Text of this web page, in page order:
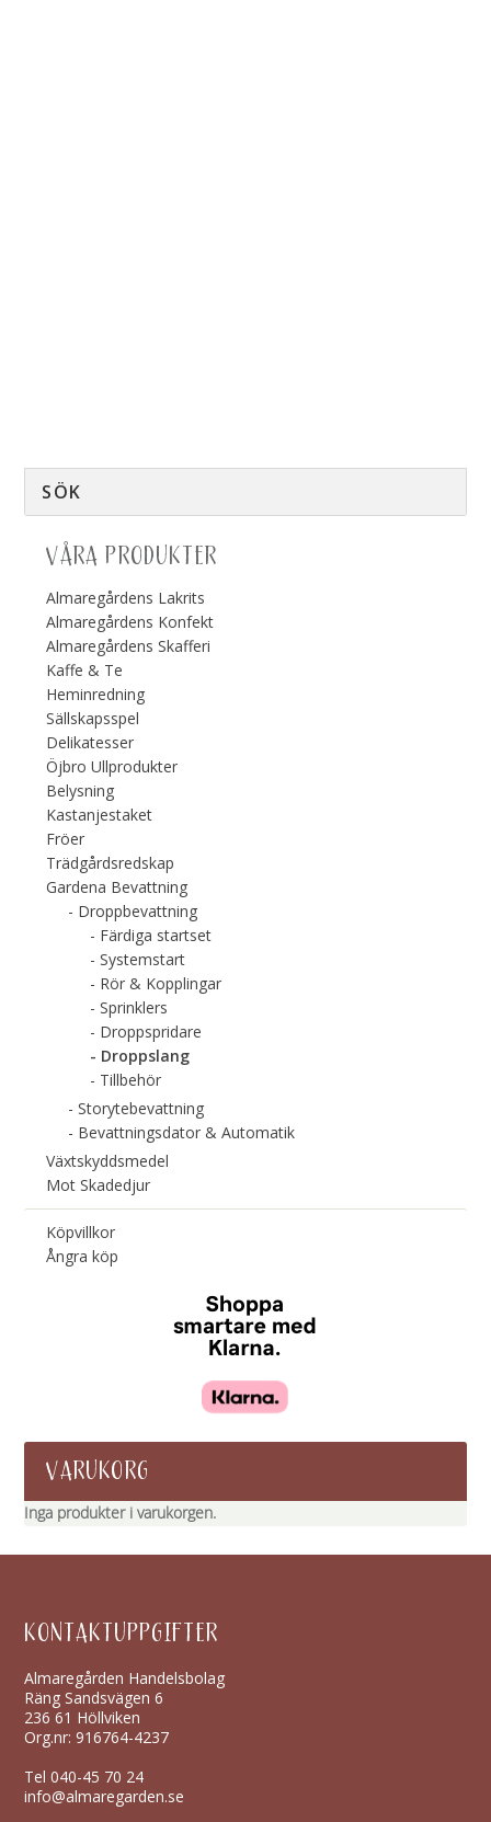
VÅRA PRODUKTER
Almaregårdens Lakrits
Almaregårdens Konfekt
Almaregårdens Skafferi
Kaffe & Te
Heminredning
Sällskapsspel
Delikatesser
Öjbro Ullprodukter
Belysning
Kastanjestaket
Fröer
Trädgårdsredskap
Gardena Bevattning
Droppbevattning
Färdiga startset
Systemstart
Rör & Kopplingar
Sprinklers
Droppspridare
Droppslang
Tillbehör
Storytebevattning
Bevattningsdator & Automatik
Växtskyddsmedel
Mot Skadedjur
Köpvillkor
Ångra köp
VARUKORG
Inga produkter i varukorgen.
KONTAKTUPPGIFTER
Almaregården Handelsbolag
Räng Sandsvägen 6
236 61 Höllviken
Org.nr: 916764-4237
Tel040-45 70 24
info@almaregarden.se